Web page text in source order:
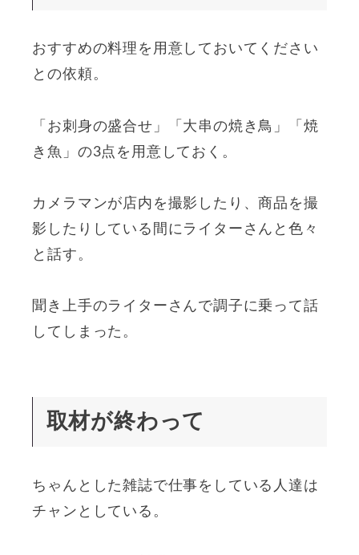
おすすめの料理を用意しておいてください
との依頼。
「お刺身の盛合せ」「大串の焼き鳥」「焼
き魚」の3点を用意しておく。
カメラマンが店内を撮影したり、商品を撮
影したりしている間にライターさんと色々
と話す。
聞き上手のライターさんで調子に乗って話
してしまった。
取材が終わって
ちゃんとした雑誌で仕事をしている人達は
チャンとしている。